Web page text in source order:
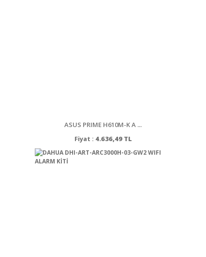
ASUS PRIME H610M-K A ...
Fiyat : 4.636,49 TL